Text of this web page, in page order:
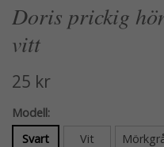
Doris prickig
vitt
25 kr
Modell:
Svart
Vit